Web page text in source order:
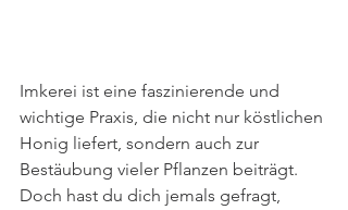
Imkerei ist eine faszinierende und
wichtige Praxis, die nicht nur köstlichen
Honig liefert, sondern auch zur
Bestäubung vieler Pflanzen beiträgt.
Doch hast du dich jemals gefragt,